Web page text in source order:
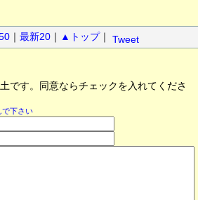
最新20 ▲トップ｜ Tweet
です。同意ならチェックを入れてくださ
で下さい